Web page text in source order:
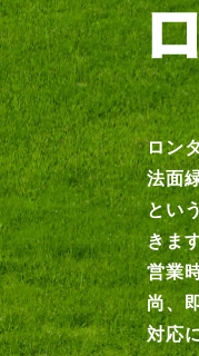
ロン
法面
とい
きま
営業
尚、
対応